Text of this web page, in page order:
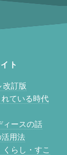
ト
改訂版
ている時代
ィースの話
用法
らし・すこ